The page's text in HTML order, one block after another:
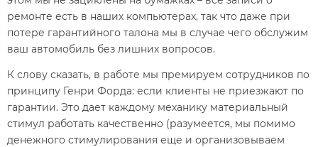
ремонте есть в наших компьютерах, так что даже при
потере гарантийного талона мы в случае чего обслужим
ваш автомобиль без лишних вопросов.
К слову сказать, в работе мы премируем сотрудников по
принципу Генри Форда: если клиенты не приезжают по
гарантии. Это дает каждому механику материальный
стимул работать качественно (разумеется, мы помимо
денежного стимулирования еще и организовываем